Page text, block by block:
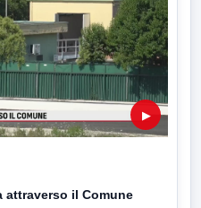
▶
attraverso il Comune